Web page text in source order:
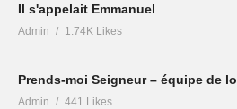
Il s'appelait Emmanuel
Admin 1.74K Likes
Prends-moi Seigneur – équipe de
Admin 441 Likes